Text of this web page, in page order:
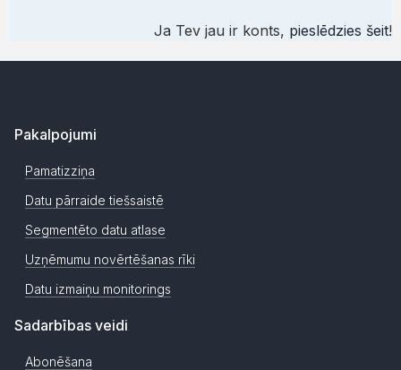
Ja Tev jau ir konts, pieslēdzies šeit!
Pakalpojumi
Pamatizziņa
Datu pārraide tiešsaistē
Segmentēto datu atlase
Uzņēmumu novērtēšanas rīki
Datu izmaiņu monitorings
Sadarbības veidi
Abonēšana